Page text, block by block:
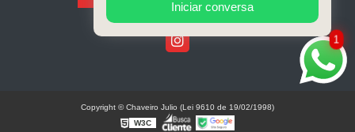
1
Iniciar conversa
Copyright © Chaveiro Julio (Lei 9610 de 19/02/1998)
W3C